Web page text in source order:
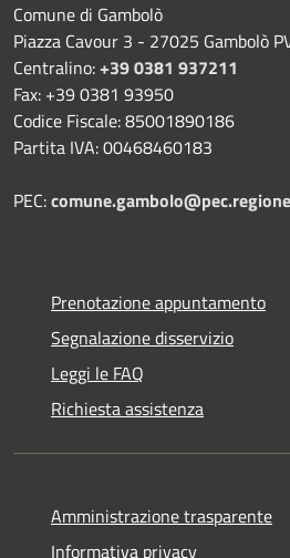
Comune di Gambolò
Piazza Cavour 3 - 27025 Gambolò
Centralino:+39 0381 937211
Fax: +39 0381 93950
Codice Fiscale: 85001890186
Partita IVA: 00468460183
PEC:
Prenotazione appuntamento
Segnalazione disservizio
Leggi le FAQ
Richiesta assistenza
Amministrazione trasparente
Informativa privacy